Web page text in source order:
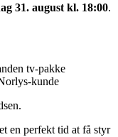
31. august kl. 18:00.
tv-pakke
kunde
en perfekt tid at få styr